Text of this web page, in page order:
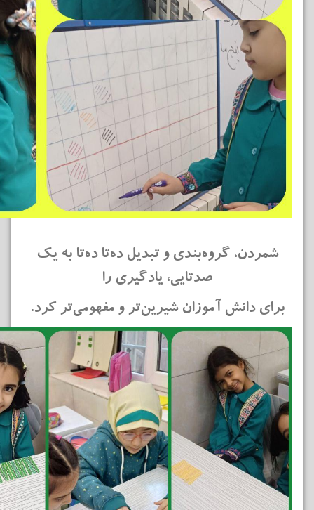
شمردن، گروه‌بندی و تبدیل ده‌تا ده‌تا به یک
صدتایی، یادگیری را
برای دانش آموزان شیرین‌تر و مفهومی‌تر کرد.